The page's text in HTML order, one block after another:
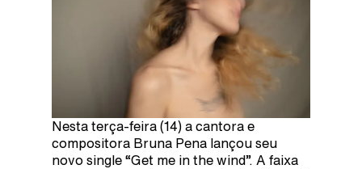
Nesta terça-feira (14) a cantora e
compositora Bruna Pena lançou seu
novo single “Get me in the wind”. A faixa